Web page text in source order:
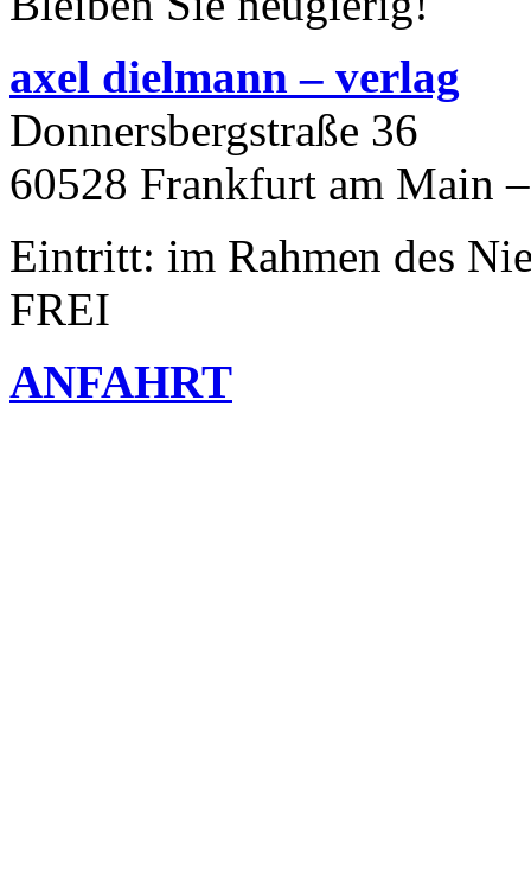
axel dielmann – verlag
Donnersbergstraße 36
60528 Frankfurt am Main
Eintritt: im Rahmen des
FREI
ANFAHRT